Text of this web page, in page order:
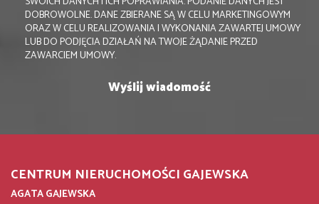
DOBROWOLNE. DANE ZBIERANE SĄ W CELU MARKETINGOWYM
ORAZ W CELU REALIZOWANIA I WYKONANIA ZAWARTEJ UMOWY
LUB DO PODJĘCIA DZIAŁAŃ NA TWOJE ŻĄDANIE PRZED
ZAWARCIEM UMOWY.
CENTRUM NIERUCHOMOŚCI GAJEWSKA
AGATA GAJEWSKA